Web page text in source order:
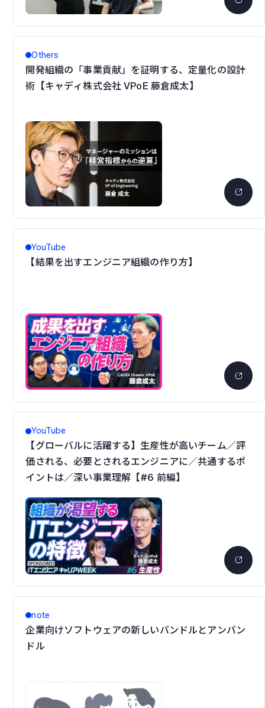
Others
開発組織の「事業貢献」を証明する、定量化の設計
術【キャディ株式会社 VPoE 藤倉成太】
YouTube
【結果を出すエンジニア組織の作り方】
YouTube
【グローバルに活躍する】生産性が高いチーム／評
価される、必要とされるエンジニアに／共通するポ
イントは／深い事業理解【#6 前編】
note
企業向けソフトウェアの新しいバンドルとアンバン
ドル